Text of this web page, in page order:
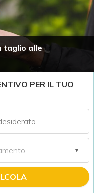
taglio alle
PER IL TUO